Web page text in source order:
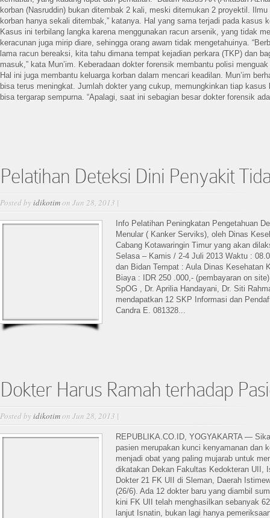
korban (Nasruddin) bukan ditembak 2 kali, meski ditemukan 2 proyektil.
korban hanya sekali ditembak,” katanya. Hal yang sama terjadi pada kasus
Kasus ini terbilang langka karena menggunakan racun arsenik, yang tidak
keracunan juga mirip diare, sehingga orang awam tidak mengetahuinya.
lama racun bereaksi, kita tahu dimana tempat kejadian perkara (TKP) dan
masuk,” kata Mun’im. Keberadaan dokter forensik membantu polisi
Hal ini juga membantu keluarga korban dalam mencari keadilan. Mun’im
bisa terus meningkat. Jumlah dokter yang cukup, memungkinkan tiap kasus
bisa tergarap sempurna. “Apalagi, saat ini sebagian besar dokter forensik
Pelatihan Deteksi Dini Penyakit
Posted byidikotimon Jun 28, 2013 |
Info Pelatihan Peningkatan Pengetahuan
Menular ( Kanker Serviks), oleh Dinas
Cabang Kotawaringin Timur yang akan
Selasa – Kamis / 2-4 Juli 2013 Waktu :
dan Bidan Tempat : Aula Dinas Kesehatan
Biaya : IDR 250 .000,- (pembayaran on
SpOG , Dr. Aprilia Handayani, Dr. Siti
mendapatkan 12 SKP Informasi dan
Candra E. 081328...
Dokter Harus Ramah terhadap
Posted byidikotimon Jun 28, 2013 |
REPUBLIKA.CO.ID, YOGYAKARTA —
pasien merupakan kunci kenyamanan dan
menjadi obat yang paling mujarab untuk
dikatakan Dekan Fakultas Kedokteran UII,
Dokter 21 FK UII di Sleman, Daerah
(26/6). Ada 12 dokter baru yang diambil
kini FK UII telah menghasilkan sebanyak
lanjut Isnatin, bukan lagi hanya